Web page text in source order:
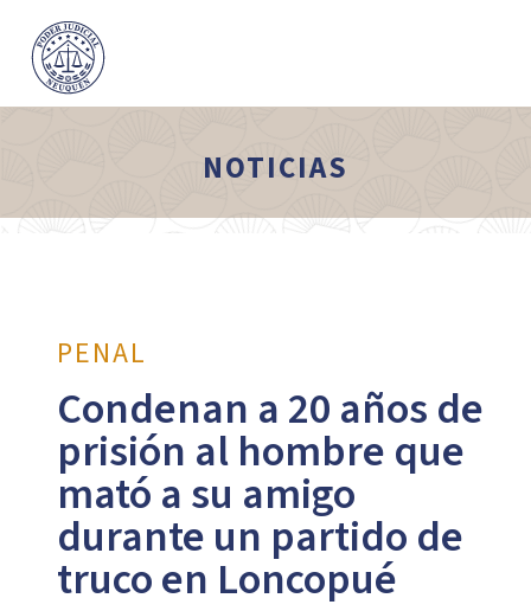
NOTICIAS
PENAL
Condenan a 20 años de
prisión al hombre que
mató a su amigo
durante un partido de
truco en Loncopué